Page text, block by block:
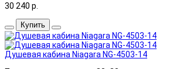
30 240 р.
Купить
Душевая кабина Niagara NG-4503-14